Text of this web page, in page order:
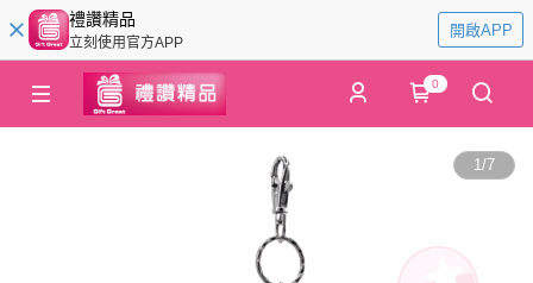
禮讚精品
立刻使用官方APP
開啟APP
0
1/7